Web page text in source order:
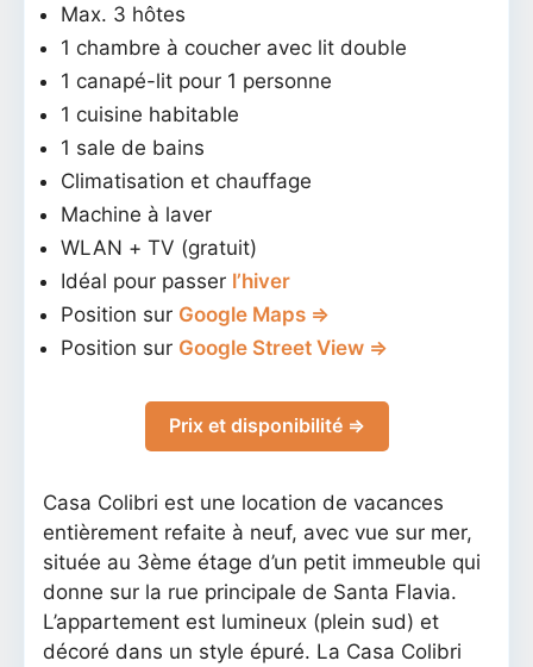
Max. 3 hôtes
1 chambre à coucher avec lit double
1 canapé-lit pour 1 personne
1 cuisine habitable
1 sale de bains
Climatisation et chauffage
Machine à laver
WLAN + TV (gratuit)
Idéal pour passer l’hiver
Position sur Google Maps ⇒
Position sur Google Street View ⇒
Prix et disponibilité ⇒
Casa Colibri est une location de vacances
entièrement refaite à neuf, avec vue sur mer,
située au 3ème étage d’un petit immeuble qui
donne sur la rue principale de Santa Flavia.
L’appartement est lumineux (plein sud) et
décoré dans un style épuré. La Casa Colibri